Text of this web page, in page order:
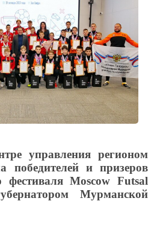
управления регионом
победителей и призеров
фестиваля Moscow Futsal
Мурманской